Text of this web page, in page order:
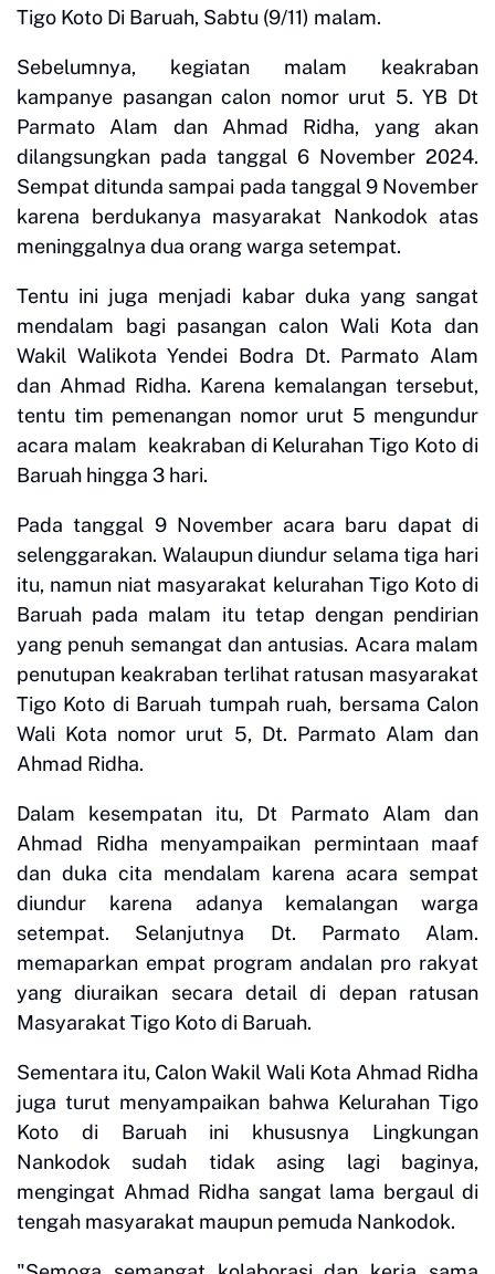
Tigo Koto Di Baruah, Sabtu (9/11) malam.
Sebelumnya, kegiatan malam keakraban
kampanye pasangan calon nomor urut 5. YB Dt
Parmato Alam dan Ahmad Ridha, yang akan
dilangsungkan pada tanggal 6 November 2024.
Sempat ditunda sampai pada tanggal 9 November
karena berdukanya masyarakat Nankodok atas
meninggalnya dua orang warga setempat.
Tentu ini juga menjadi kabar duka yang sangat
mendalam bagi pasangan calon Wali Kota dan
Wakil Walikota Yendei Bodra Dt. Parmato Alam
dan Ahmad Ridha. Karena kemalangan tersebut,
tentu tim pemenangan nomor urut 5 mengundur
acara malam keakraban di Kelurahan Tigo Koto di
Baruah hingga 3 hari.
Pada tanggal 9 November acara baru dapat di
selenggarakan. Walaupun diundur selama tiga hari
itu, namun niat masyarakat kelurahan Tigo Koto di
Baruah pada malam itu tetap dengan pendirian
yang penuh semangat dan antusias. Acara malam
penutupan keakraban terlihat ratusan masyarakat
Tigo Koto di Baruah tumpah ruah, bersama Calon
Wali Kota nomor urut 5, Dt. Parmato Alam dan
Ahmad Ridha.
Dalam kesempatan itu, Dt Parmato Alam dan
Ahmad Ridha menyampaikan permintaan maaf
dan duka cita mendalam karena acara sempat
diundur karena adanya kemalangan warga
setempat. Selanjutnya Dt. Parmato Alam.
memaparkan empat program andalan pro rakyat
yang diuraikan secara detail di depan ratusan
Masyarakat Tigo Koto di Baruah.
Sementara itu, Calon Wakil Wali Kota Ahmad Ridha
juga turut menyampaikan bahwa Kelurahan Tigo
Koto di Baruah ini khususnya Lingkungan
Nankodok sudah tidak asing lagi baginya,
mengingat Ahmad Ridha sangat lama bergaul di
tengah masyarakat maupun pemuda Nankodok.